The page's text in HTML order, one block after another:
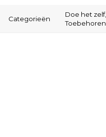
Categorieën
Doe het zelf,
Toebehoren,